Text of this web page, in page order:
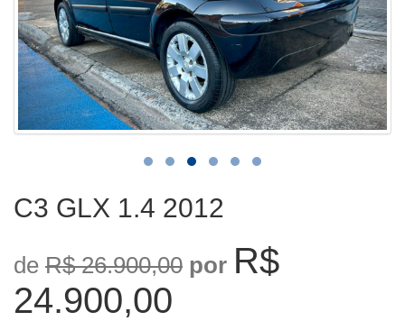
C3 GLX 1.4 2012
de R$ 26.900,00 por R$
24.900,00